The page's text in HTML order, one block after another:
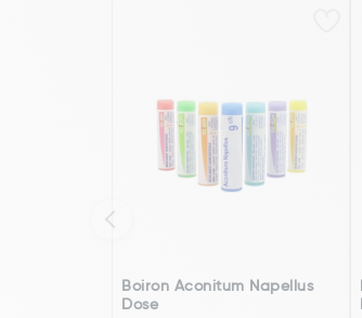
Boiron Aconitum Napellus
Dose